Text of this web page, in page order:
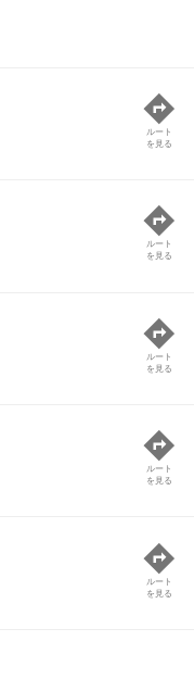
ルート
を見る
ルート
を見る
ルート
を見る
ルート
を見る
ルート
を見る